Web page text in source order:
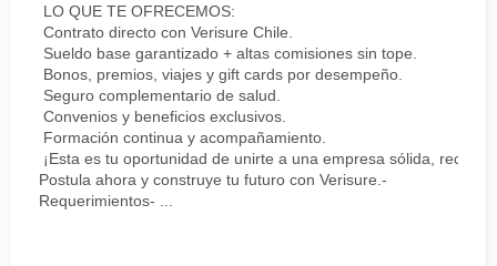
LO QUE TE OFRECEMOS:
Contrato directo con Verisure Chile.
Sueldo base garantizado + altas comisiones sin tope.
Bonos, premios, viajes y gift cards por desempeño.
Seguro complementario de salud.
Convenios y beneficios exclusivos.
Formación continua y acompañamiento.
¡Esta es tu oportunidad de unirte a una empresa sólida,
Postula ahora y construye tu futuro con Verisure.-
Requerimientos- ...